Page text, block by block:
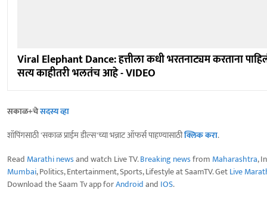
Viral Elephant Dance: हत्तीला कधी भरतनाट्यम करताना
सत्य काहीतरी भलतंच आहे - VIDEO
सकाळ+चेसदस्य व्हा
शॉपिंगसाठी 'सकाळ प्राईम डील्स'च्या भन्नाट ऑफर्स पाहण्यासाठीक्लिक करा.
Read Marathi newsand watch Live TV.Breaking newsfrom Maharashtra,
Mumbai, Politics, Entertainment, Sports, Lifestyle at SaamTV. GetLive
Download the Saam Tv app forAndroidand IOS.